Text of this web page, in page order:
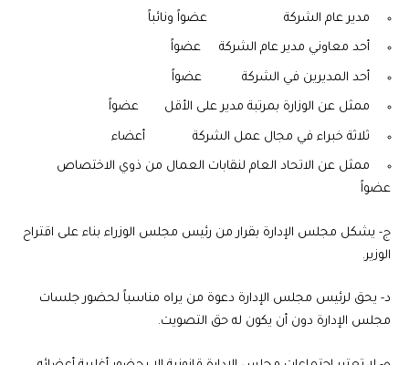
مدير عام الشركة عضواً ونائباً
أحد معاوني مدير عام الشركة عضواً
أحد المديرين في الشركة عضواً
ممثل عن الوزارة بمرتبة مدير على الأقل عضواً
ثلاثة خبراء في مجال عمل الشركة أعضاء
ممثل عن الاتحاد العام لنقابات العمال من ذوي الاختصاص
عضواً
‌ج- يشكل مجلس الإدارة بقرار من رئيس مجلس الوزراء بناء على اقتراح
الوزير.
‌د- يحق لرئيس مجلس الإدارة دعوة من يراه مناسباً لحضور جلسات
مجلس الإدارة دون أن يكون له حق التصويت.